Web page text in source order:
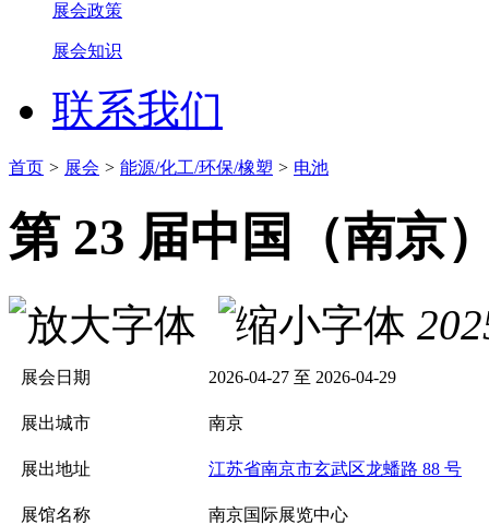
展会政策
展会知识
联系我们
首页 > 展会 > 能源/化工/环保/橡塑 > 电池
第 23 届中国（南京
展会日期 2026-04-27 至 2026-04-29
展出城市 南京
展出地址 江苏省南京市玄武区龙蟠路 88 号
展馆名称 南京国际展览中心